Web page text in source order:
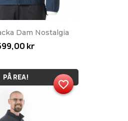
Dam Nostalgia
kr
PÅ REA!
favorite_border